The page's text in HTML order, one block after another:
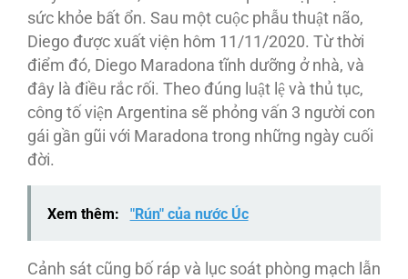
sức khỏe bất ổn. Sau một cuộc phẫu thuật não,
Diego được xuất viện hôm 11/11/2020. Từ thời
điểm đó, Diego Maradona tĩnh dưỡng ở nhà, và
đây là điều rắc rối. Theo đúng luật lệ và thủ tục,
công tố viện Argentina sẽ phỏng vấn 3 người con
gái gần gũi với Maradona trong những ngày cuối
đời.
Xem thêm: "Rún" của nước Úc
Cảnh sát cũng bố ráp và lục soát phòng mạch lẫn